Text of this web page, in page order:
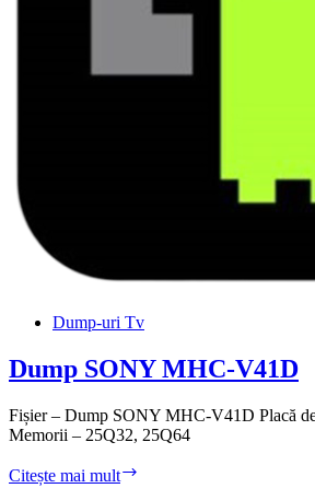
Dump-uri Tv
Dump SONY MHC-V41D
Fișier – Dump SONY MHC-V41D Placă
Memorii – 25Q32, 25Q64
Citește mai mult